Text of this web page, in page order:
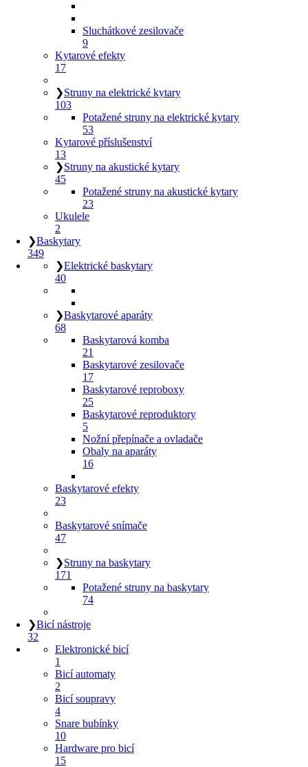
Sluchátkové zesilovače
9
Kytarové efekty
17
❯Struny na elektrické kytary
103
Potažené struny na elektrické kytary
53
Kytarové příslušenství
13
❯Struny na akustické kytary
45
Potažené struny na akustické kytary
23
Ukulele
2
❯Baskytary
349
❯Elektrické baskytary
40
❯Baskytarové aparáty
68
Baskytarová komba
21
Baskytarové zesilovače
17
Baskytarové reproboxy
25
Baskytarové reproduktory
5
Nožní přepínače a ovladače
Obaly na aparáty
16
Baskytarové efekty
23
Baskytarové snímače
47
❯Struny na baskytary
171
Potažené struny na baskytary
74
❯Bicí nástroje
32
Elektronické bicí
1
Bicí automaty
2
Bicí soupravy
4
Snare bubínky
10
Hardware pro bicí
15